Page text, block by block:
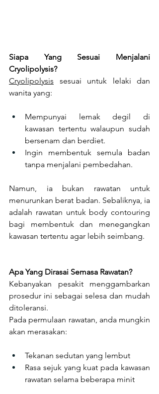
Siapa Yang Sesuai Menjalani
Cryolipolysis?
Cryolipolysis sesuai untuk lelaki dan
wanita yang:
Mempunyai lemak degil di
kawasan tertentu walaupun sudah
bersenam dan berdiet.
Ingin membentuk semula badan
tanpa menjalani pembedahan.
Namun, ia bukan rawatan untuk
menurunkan berat badan. Sebaliknya, ia
adalah rawatan untuk body contouring
bagi membentuk dan menegangkan
kawasan tertentu agar lebih seimbang.
Apa Yang Dirasai Semasa Rawatan?
Kebanyakan pesakit menggambarkan
prosedur ini sebagai selesa dan mudah
ditoleransi.
Pada permulaan rawatan, anda mungkin
akan merasakan:
Tekanan sedutan yang lembut
Rasa sejuk yang kuat pada kawasan
rawatan selama beberapa minit